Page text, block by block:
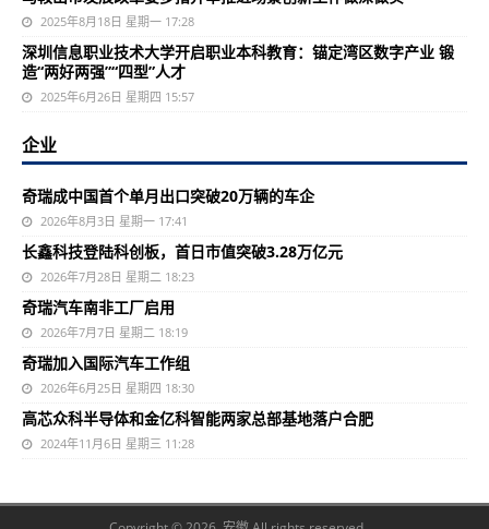
2025年8月18日 星期一 17:28
深圳信息职业技术大学开启职业本科教育：锚定湾区数字产业 锻
造“两好两强”“四型”人才
2025年6月26日 星期四 15:57
企业
奇瑞成中国首个单月出口突破20万辆的车企
2026年8月3日 星期一 17:41
长鑫科技登陆科创板，首日市值突破3.28万亿元
2026年7月28日 星期二 18:23
奇瑞汽车南非工厂启用
2026年7月7日 星期二 18:19
奇瑞加入国际汽车工作组
2026年6月25日 星期四 18:30
高芯众科半导体和金亿科智能两家总部基地落户合肥
2024年11月6日 星期三 11:28